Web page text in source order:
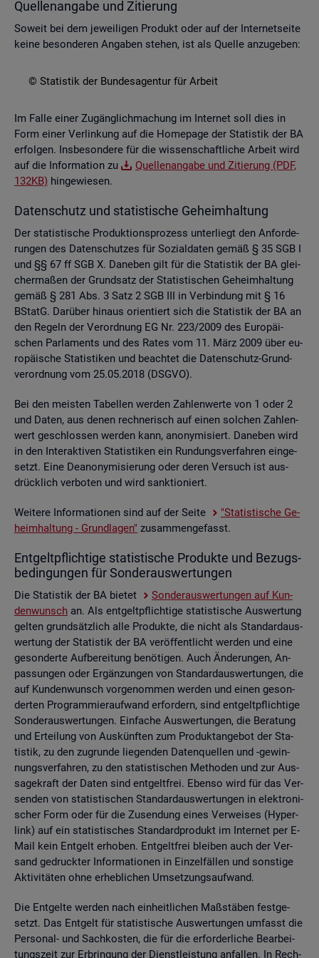
Quel­len­an­ga­be und Zi­tie­rung
So­weit bei dem je­wei­li­gen Pro­dukt oder auf der In­ter­net­sei­te
keine be­son­de­ren An­ga­ben ste­hen, ist als Quel­le an­zu­ge­ben:
© Sta­tis­tik der Bun­des­agen­tur für Ar­beit
Im Falle einer Zu­gäng­lich­ma­chung im In­ter­net soll dies in
Form einer Ver­lin­kung auf die Home­page der Sta­tis­tik der BA
er­fol­gen. Ins­be­son­de­re für die wis­sen­schaft­li­che Ar­beit wird
auf die In­for­ma­ti­on zu
Quel­len­an­ga­be und Zi­tie­rung (PDF,
132KB) hin­ge­wie­sen.
Da­ten­schutz und sta­tis­ti­sche Ge­heim­hal­tung
Der sta­tis­ti­sche Pro­duk­ti­ons­pro­zess un­ter­liegt den An­for­de­
run­gen des Da­ten­schut­zes für So­zi­al­da­ten gemäß § 35 SGB I
und §§ 67 ff SGB X. Da­ne­ben gilt für die Sta­tis­tik der BA glei­
cher­ma­ßen der Grund­satz der Sta­tis­ti­schen Ge­heim­hal­tung
gemäß § 281 Abs. 3 Satz 2 SGB III in Ver­bin­dung mit § 16
BStatG. Dar­über hin­aus ori­en­tiert sich die Sta­tis­tik der BA an
den Re­geln der Ver­ord­nung EG Nr. 223/2009 des Eu­ro­päi­
schen Par­la­ments und des Rates vom 11. März 2009 über eu­
ro­päi­sche Sta­tis­ti­ken und be­ach­tet die Da­ten­schutz-Grund­
ver­ord­nung vom 25.05.2018 (DSGVO).
Bei den meis­ten Ta­bel­len wer­den Zah­len­wer­te von 1 oder 2
und Daten, aus denen rech­ne­risch auf einen sol­chen Zah­len­
wert ge­schlos­sen wer­den kann, an­ony­mi­siert. Da­ne­ben wird
in den In­ter­ak­ti­ven Sta­tis­ti­ken ein Run­dungs­ver­fah­ren ein­ge­
setzt. Eine De­an­ony­mi­sie­rung oder deren Ver­such ist aus­
drück­lich ver­bo­ten und wird sank­tio­niert.
Wei­te­re In­for­ma­tio­nen sind auf der Seite
"Sta­tis­ti­sche Ge­
heim­hal­tung - Grund­la­gen" zu­sam­men­ge­fasst.
Ent­gelt­pflich­ti­ge sta­tis­ti­sche Pro­duk­te und Be­zugs­
be­din­gun­gen für Son­der­aus­wer­tun­gen
Die Sta­tis­tik der BA bie­tet
Son­der­aus­wer­tun­gen auf Kun­
den­wunsch an. Als ent­gelt­pflich­ti­ge sta­tis­ti­sche Aus­wer­tung
gel­ten grund­sätz­lich alle Pro­duk­te, die nicht als Stan­dard­aus­
wer­tung der Sta­tis­tik der BA ver­öf­fent­licht wer­den und eine
ge­son­der­te Auf­be­rei­tung be­nö­ti­gen. Auch Än­de­run­gen, An­
pas­sun­gen oder Er­gän­zun­gen von Stan­dard­aus­wer­tun­gen, die
auf Kun­den­wunsch vor­ge­nom­men wer­den und einen ge­son­
der­ten Pro­gram­mier­auf­wand er­for­dern, sind ent­gelt­pflich­ti­ge
Son­der­aus­wer­tun­gen. Ein­fa­che Aus­wer­tun­gen, die Be­ra­tung
und Er­tei­lung von Aus­künf­ten zum Pro­dukt­an­ge­bot der Sta­
tis­tik, zu den zu­grun­de lie­gen­den Da­ten­quel­len und -ge­win­
nungs­ver­fah­ren, zu den sta­tis­ti­schen Me­tho­den und zur Aus­
sa­ge­kraft der Daten sind ent­gelt­frei. Eben­so wird für das Ver­
sen­den von sta­tis­ti­schen Stan­dard­aus­wer­tun­gen in elek­tro­ni­
scher Form oder für die Zu­sen­dung eines Ver­wei­ses (Hy­per­
link) auf ein sta­tis­ti­sches Stan­dard­pro­dukt im In­ter­net per E-
Mail kein Ent­gelt er­ho­ben. Ent­gelt­frei blei­ben auch der Ver­
sand ge­druck­ter In­for­ma­tio­nen in Ein­zel­fäl­len und sons­ti­ge
Ak­ti­vi­tä­ten ohne er­heb­li­chen Um­set­zungs­auf­wand.
Die Ent­gel­te wer­den nach ein­heit­li­chen Maß­stä­ben fest­ge­
setzt. Das Ent­gelt für sta­tis­ti­sche Aus­wer­tun­gen um­fasst die
Per­so­nal- und Sach­kos­ten, die für die er­for­der­li­che Be­ar­bei­
tungs­zeit zur Er­brin­gung der Dienst­leis­tung an­fal­len. In Rech­